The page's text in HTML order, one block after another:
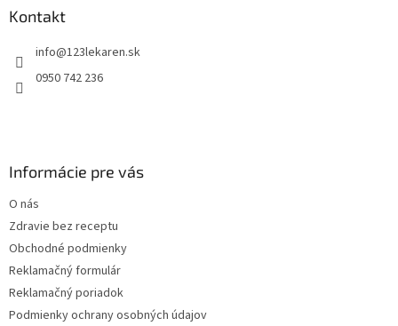
Kontakt
info@123lekaren.sk
0950 742 236
Informácie pre vás
O nás
Zdravie bez receptu
Obchodné podmienky
Reklamačný formulár
Reklamačný poriadok
Podmienky ochrany osobných údajov